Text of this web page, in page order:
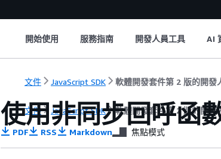
開始使用 服務指南 開發人員工具 AI
文件 JavaScript SDK 軟體開發套件第 2 版的開發
文件 JavaScript SDK 軟體開發套件第 2 版的開發
使用非同步回呼函
PDF RSS Markdown 焦點模式